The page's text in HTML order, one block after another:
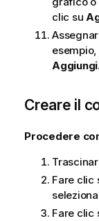
clic su
esempio,
Aggiungi.
Creare il
Procedere
Fare clic
Fare clic